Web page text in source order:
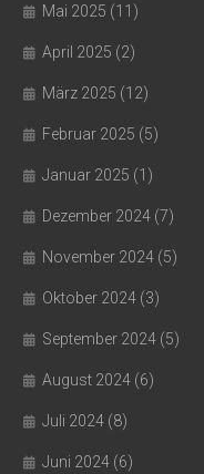
Mai 2025 (11)
April 2025 (2)
März 2025 (12)
Februar 2025 (5)
Januar 2025 (1)
Dezember 2024 (7)
November 2024 (5)
Oktober 2024 (3)
September 2024 (5)
August 2024 (6)
Juli 2024 (8)
Juni 2024 (6)